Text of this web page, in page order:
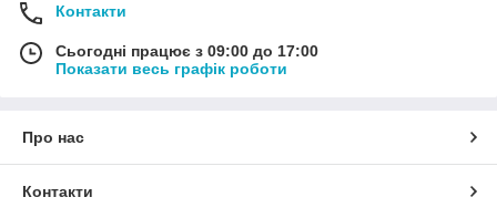
Контакти
Сьогодні працює з 09:00 до 17:00
Показати весь графік роботи
Про нас
Контакти